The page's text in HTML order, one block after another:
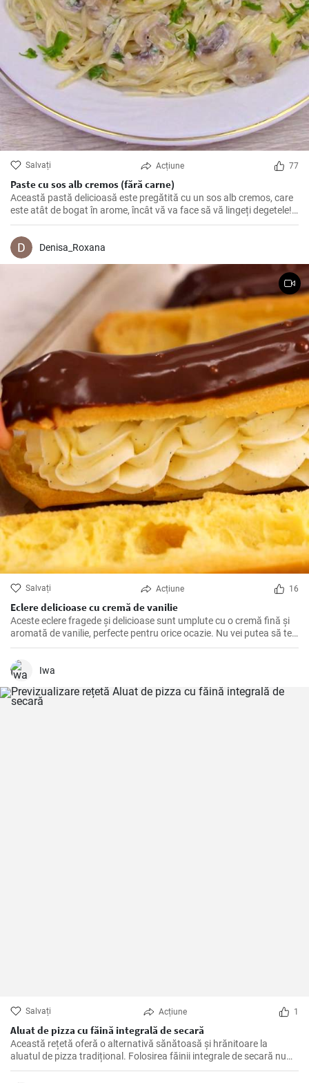
Salvați Acțiune 77
Paste cu sos alb cremos (fără carne)
Această pastă delicioasă este pregătită cu un sos alb cremos, care
este atât de bogat în arome, încât vă va face să vă lingeți degetele!
Perfectă pentru o cină romantică sau o masă în familie.
Denisa_Roxana
Salvați Acțiune 16
Eclere delicioase cu cremă de vanilie
Aceste eclere fragede și delicioase sunt umplute cu o cremă fină și
aromată de vanilie, perfecte pentru orice ocazie. Nu vei putea să te
oprești la un singur ecler!
Iwa
Salvați Acțiune 1
Aluat de pizza cu făină integrală de secară
Această rețetă oferă o alternativă sănătoasă şi hrănitoare la
aluatul de pizza tradițional. Folosirea făinii integrale de secară nu
numai că face pizza mai gustoasă, dar adaugă și multe fibre și